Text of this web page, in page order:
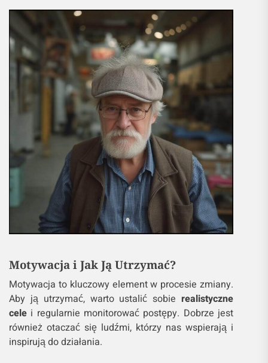
Motywacja i Jak Ją Utrzymać?
Motywacja to kluczowy element w procesie zmiany.
Aby ją utrzymać, warto ustalić sobierealistyczne
cele i regularnie monitorować postępy. Dobrze jest
również otaczać się ludźmi, którzy nas wspierają i
inspirują do działania.